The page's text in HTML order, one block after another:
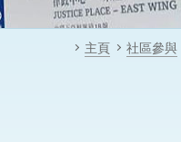
語)
課程和能力建設項
特
主頁 社區參與